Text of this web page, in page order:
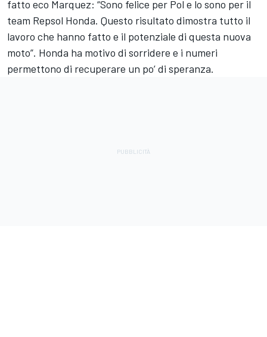
fatto eco Marquez: “Sono felice per Pol e lo sono per il
team Repsol Honda. Questo risultato dimostra tutto il
lavoro che hanno fatto e il potenziale di questa nuova
moto”. Honda ha motivo di sorridere e i numeri
permettono di recuperare un po’ di speranza.